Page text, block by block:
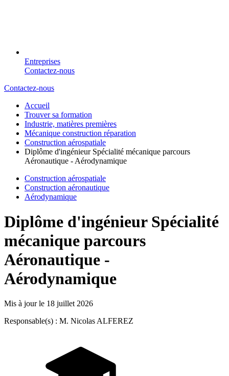
Entreprises
Contactez-nous
Contactez-nous
Accueil
Trouver sa formation
Industrie, matières premières
Mécanique construction réparation
Construction aérospatiale
Diplôme d'ingénieur Spécialité mécanique parcours
Aéronautique - Aérodynamique
Construction aérospatiale
Construction aéronautique
Aérodynamique
Diplôme d'ingénieur Spécialité
mécanique parcours
Aéronautique -
Aérodynamique
Mis à jour le 18 juillet 2026
Responsable(s) : M. Nicolas ALFEREZ